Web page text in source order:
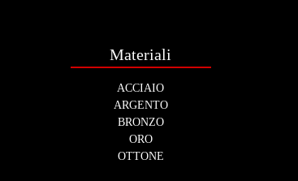
Materiali
ACCIAIO
ARGENTO
BRONZO
ORO
OTTONE